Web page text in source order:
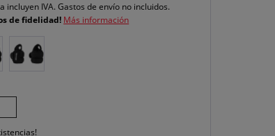
incluyen IVA.Gastos de envío no incluidos.
de fidelidad! Más información